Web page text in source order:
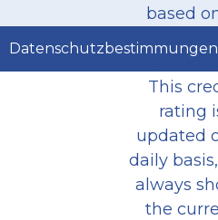
Datenschutzbestimmungen